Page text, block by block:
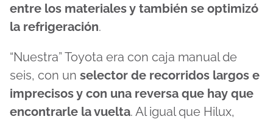
entre los materiales y también se optimizó
la refrigeración.
“Nuestra” Toyota era con caja manual de
seis, con un selector de recorridos largos e
imprecisos y con una reversa que hay que
encontrarle la vuelta. Al igual que Hilux,